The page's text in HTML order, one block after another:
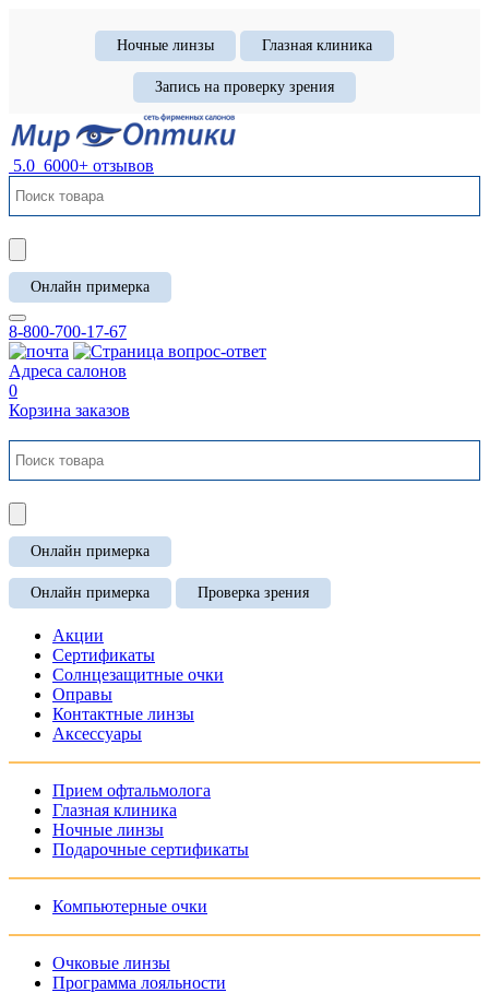
Ночные линзы Глазная клиника
Запись на проверку зрения
5.0 6000+ отзывов
Онлайн примерка
8-800-700-17-67
Адреса салонов
0
Корзина заказов
Онлайн примерка
Онлайн примерка Проверка зрения
Акции
Сертификаты
Солнцезащитные очки
Оправы
Контактные линзы
Аксессуары
Прием офтальмолога
Глазная клиника
Ночные линзы
Подарочные сертификаты
Компьютерные очки
Очковые линзы
Программа лояльности